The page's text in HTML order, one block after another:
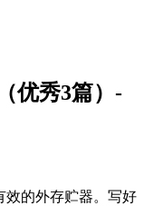
优秀3篇）-
效的外存贮器。写好